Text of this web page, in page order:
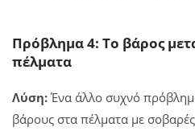
Πρόβλημα 4: Το βάρος
πέλματα
Λύση:Ένα άλλο συχνό
βάρους στα πέλματα με